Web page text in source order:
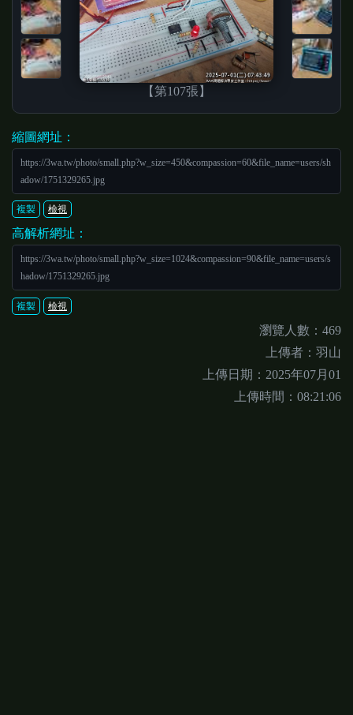
【第107張】
縮圖網址：
https://3wa.tw/photo/small.php?w_size=450&compassion=60&file_name=users/sh
adow/1751329265.jpg
複製 檢視
高解析網址：
https://3wa.tw/photo/small.php?w_size=1024&compassion=90&file_name=users/s
hadow/1751329265.jpg
複製 檢視
瀏覽人數：469
上傳者：羽山
上傳日期：2025年07月01
上傳時間：08:21:06